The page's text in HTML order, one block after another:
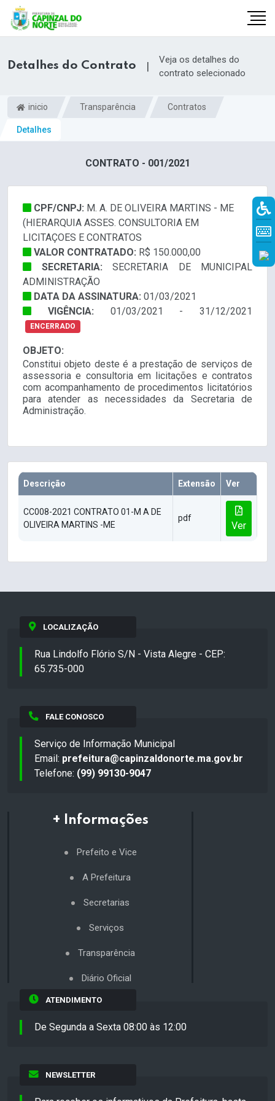
Detalhes do Contrato |
Veja os detalhes do
contrato selecionado
inicio Transparência Contratos
Detalhes
CONTRATO - 001/2021
CPF/CNPJ: M. A. DE OLIVEIRA MARTINS - ME
(HIERARQUIA ASSES. CONSULTORIA EM
LICITAÇOES E CONTRATOS
VALOR CONTRATADO: R$ 150.000,00
SECRETARIA: SECRETARIA DE MUNICIPAL
ADMINISTRAÇÃO
DATA DA ASSINATURA: 01/03/2021
VIGÊNCIA: 01/03/2021 - 31/12/2021
ENCERRADO
OBJETO:
Constitui objeto deste é a prestação de serviços de
assessoria e consultoria em licitações e contratos
com acompanhamento de procedimentos licitatórios
para atender as necessidades da Secretaria de
Administração.
Descrição Extensão Ver
CC008-2021 CONTRATO 01-M A DE
OLIVEIRA MARTINS -ME
pdf
Ver
LOCALIZAÇÃO
Rua Lindolfo Flório S/N - Vista Alegre - CEP:
65.735-000
FALE CONOSCO
Serviço de Informação Municipal
Email: prefeitura@capinzaldonorte.ma.gov.br
Telefone: (99) 99130-9047
+ Informações
Prefeito e Vice
A Prefeitura
Secretarias
Serviços
Transparência
Diário Oficial
ATENDIMENTO
De Segunda a Sexta 08:00 às 12:00
NEWSLETTER